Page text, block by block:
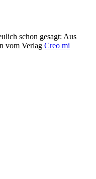
schon gesagt: Aus
vom Verlag Creo mi